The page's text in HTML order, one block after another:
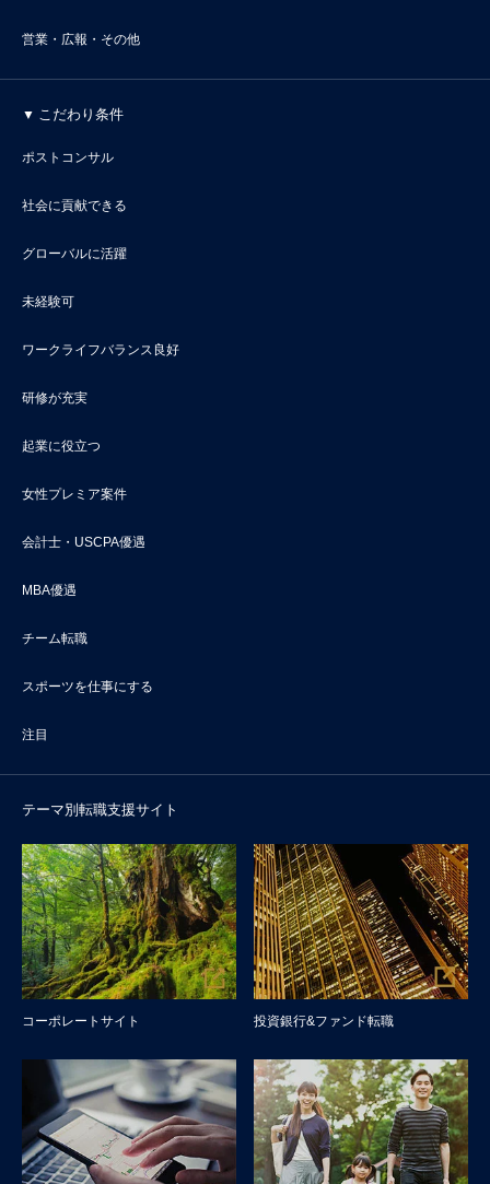
営業・広報・その他
こだわり条件
ポストコンサル
社会に貢献できる
グローバルに活躍
未経験可
ワークライフバランス良好
研修が充実
起業に役立つ
女性プレミア案件
会計士・USCPA優遇
MBA優遇
チーム転職
スポーツを仕事にする
注目
テーマ別転職支援サイト
コーポレートサイト 投資銀行&ファンド転職